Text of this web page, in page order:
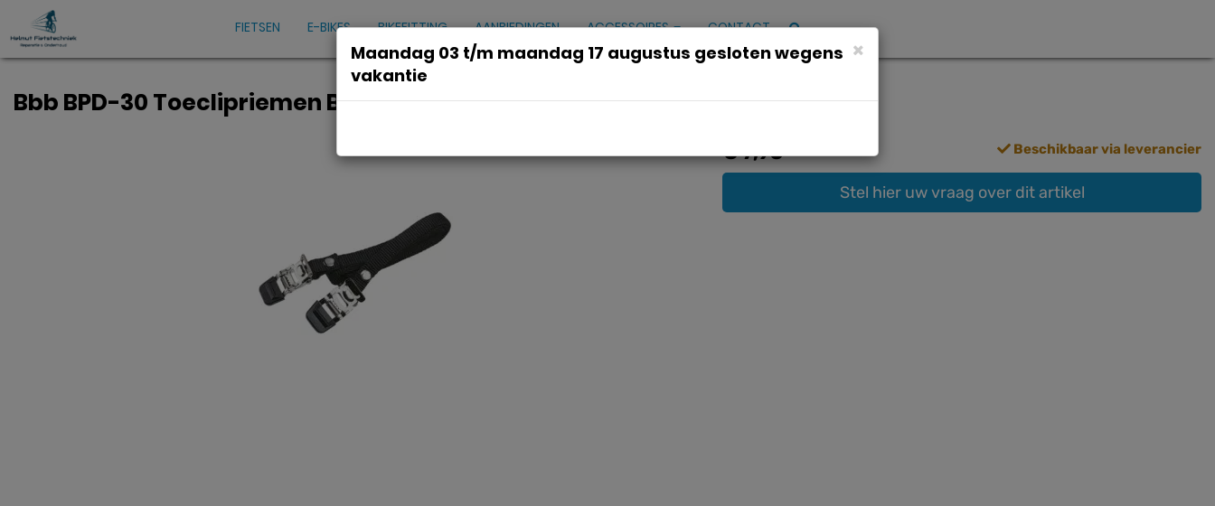
FIETSEN E-BIKES BIKEFITTING AANBIEDINGEN ACCESSOIRES CONTACT
Bbb BPD-30 Toeclipriemen Bike&Tight Zwart
€ 7,95 Beschikbaar via leverancier
Stel hier uw vraag over dit artikel
×
Maandag 03 t/m maandag 17 augustus gesloten wegens
vakantie